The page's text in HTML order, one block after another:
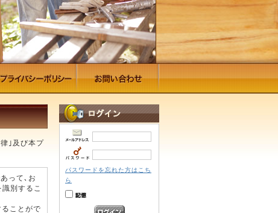
｣及び本プ
って､お
別するこ
ことがで
パスワードを忘れた方はこち
ら